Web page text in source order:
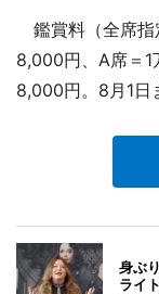
鑑賞料（全席指
8,000円、A席＝1
8,000円。8月1日
身ぶ
ライ